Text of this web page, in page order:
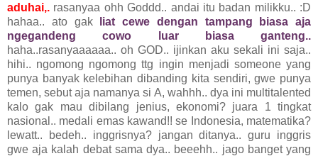
aduhai,. rasanyaa ohh Goddd.. andai itu badan milikku.. :D
hahaa.. ato gak
liat cewe dengan tampang biasa aja
ngegandeng cowo luar biasa ganteng..
haha..rasanyaaaaaa.. oh GOD.. ijinkan aku sekali ini saja..
hihi.. ngomong ngomong ttg ingin menjadi someone yang
punya banyak kelebihan dibanding kita sendiri, gwe punya
temen, sebut aja namanya si A, wahhh.. dya ini multitalented
kalo gak mau dibilang jenius, ekonomi? juara 1 tingkat
nasional.. medali emas kawand!! se Indonesia, matematika?
lewatt.. bedeh.. inggrisnya? jangan ditanya.. guru inggris
gwe aja kalah debat sama dya.. beeehh.. jago banget yang